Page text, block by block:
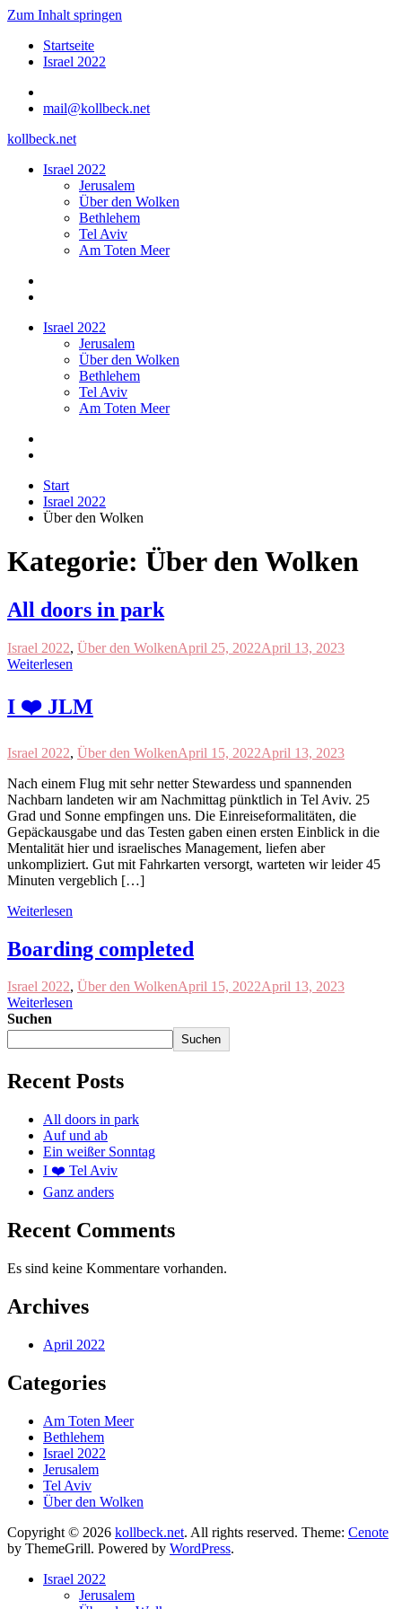
Zum Inhalt springen
Startseite
Israel 2022
mail@kollbeck.net
kollbeck.net
Israel 2022
Jerusalem
Über den Wolken
Bethlehem
Tel Aviv
Am Toten Meer
Israel 2022
Jerusalem
Über den Wolken
Bethlehem
Tel Aviv
Am Toten Meer
Start
Israel 2022
Über den Wolken
Kategorie: Über den Wolken
All doors in park
Israel 2022, Über den WolkenApril 25, 2022April 13, 2023
Weiterlesen
I ❤️ JLM
Israel 2022, Über den WolkenApril 15, 2022April 13, 2023
Nach einem Flug mit sehr netter Stewardess und spannenden
Nachbarn landeten wir am Nachmittag pünktlich in Tel Aviv. 25
Grad und Sonne empfingen uns. Die Einreiseformalitäten, die
Gepäckausgabe und das Testen gaben einen ersten Einblick in die
Mentalität hier und israelisches Management, liefen aber
unkompliziert. Gut mit Fahrkarten versorgt, warteten wir leider 45
Minuten vergeblich […]
Weiterlesen
Boarding completed
Israel 2022, Über den WolkenApril 15, 2022April 13, 2023
Weiterlesen
Suchen
Suchen
Recent Posts
All doors in park
Auf und ab
Ein weißer Sonntag
I ❤️ Tel Aviv
Ganz anders
Recent Comments
Es sind keine Kommentare vorhanden.
Archives
April 2022
Categories
Am Toten Meer
Bethlehem
Israel 2022
Jerusalem
Tel Aviv
Über den Wolken
Copyright © 2026 kollbeck.net. All rights reserved. Theme: Cenote
by ThemeGrill. Powered by WordPress.
Israel 2022
Jerusalem